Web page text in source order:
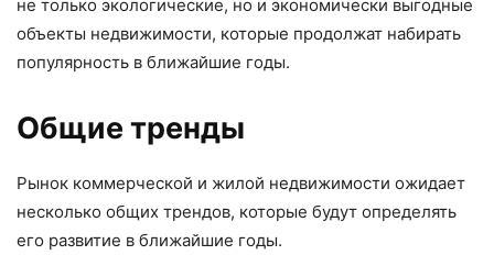
не только экологические, но и экономически выгодные
объекты недвижимости, которые продолжат набирать
популярность в ближайшие годы.
Общие тренды
Рынок коммерческой и жилой недвижимости ожидает
несколько общих трендов, которые будут определять
его развитие в ближайшие годы.